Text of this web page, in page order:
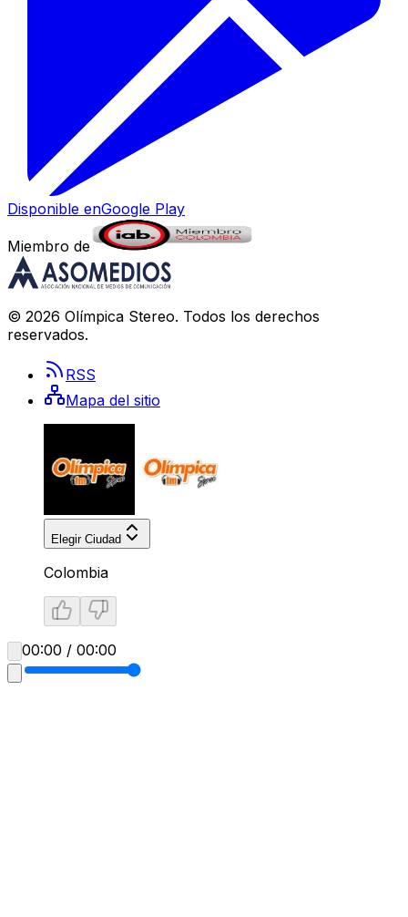
Disponible enGoogle Play
Miembro de
© 2026 Olímpica Stereo. Todos los derechos
reservados.
RSS
Mapa del sitio
Elegir Ciudad
Colombia
00:00 / 00:00